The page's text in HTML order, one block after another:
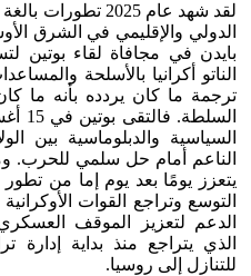
لقد شهد عام 2025
الدولي والإقليمي في الشرق
بايدن في مجافاة لقاء بوتين
الناتو أكرانيا بالأسلحة
ترجمة ما كان يردده بأنه ما
السياسية والدبلوماسية بين
الناعم أمام حل سلمي للحرب.
يتعزز يومًا بعد يوم إما من
التوسع وتراجع القوات
الدعم لتعزيز الموقف
الذي يتراجع منذ بداية
للتنازل إلى روسيا.